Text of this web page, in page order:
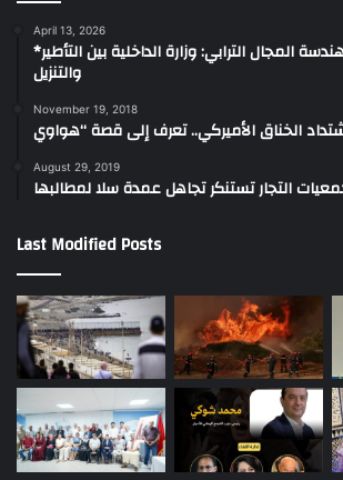
April 13, 2026
*الرؤية الملكية في هندسة المجال الترابي: وزارة الداخلية بين التأطير
والتنزيل
November 19, 2018
August 29, 2019
التجار تستنكر تجاهل عمدة سلا لمطالبها
Last Modified Posts